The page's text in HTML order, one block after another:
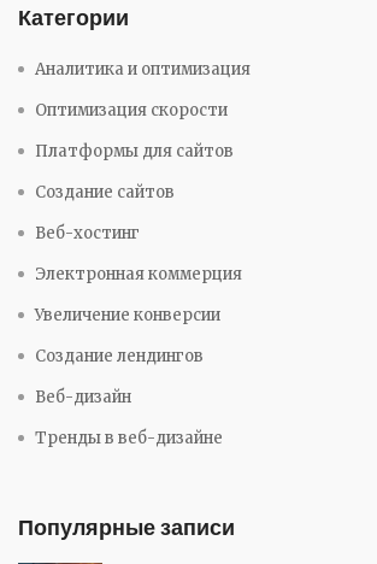
Категории
Аналитика и оптимизация
Оптимизация скорости
Платформы для сайтов
Создание сайтов
Веб-хостинг
Электронная коммерция
Увеличение конверсии
Создание лендингов
Веб-дизайн
Тренды в веб-дизайне
Популярные записи